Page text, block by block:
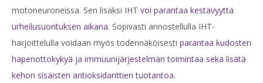
motoneuroneissa. Sen lisäksi IHT voi parantaa kestävyyttä
urheilusuorituksen aikana. Sopivasti annostellulla IHT-
harjoittelulla voidaan myös todennäköisesti parantaa kudosten
hapenottokykyä ja immuunijärjestelmän toimintaa sekä lisätä
kehon sisäisten antioksidanttien tuotantoa.